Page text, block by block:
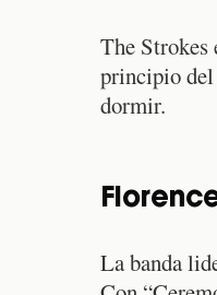
The Strokes
principio del
dormir.
La banda